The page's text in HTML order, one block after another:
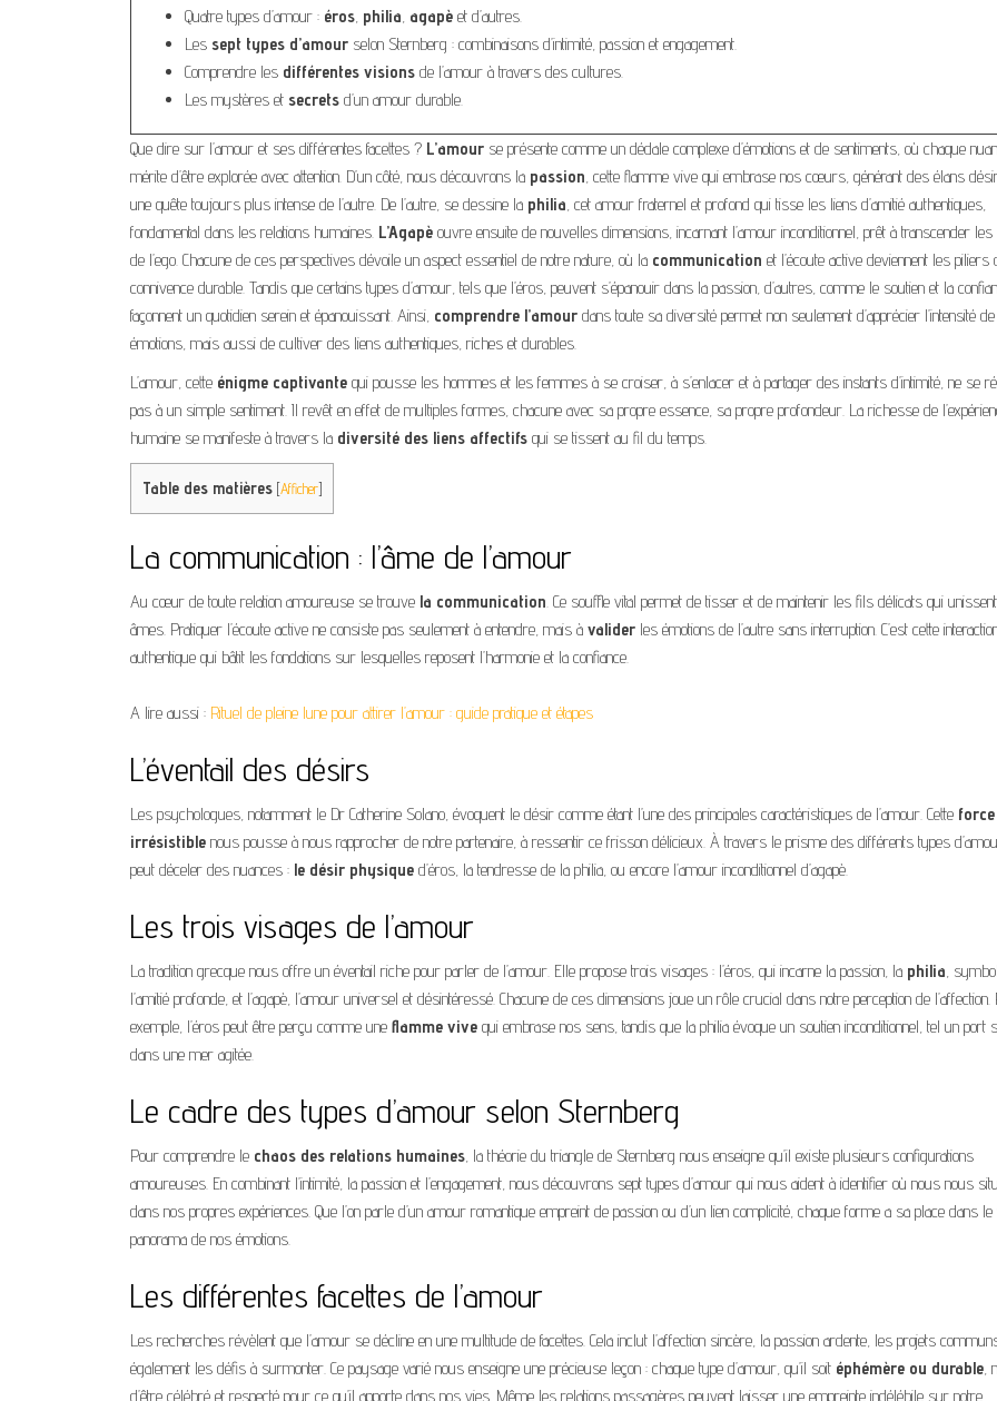
Quatre types d’amour : éros philia agapè et d’autres.
Les sept types d’amour selon Sternberg : combinaisons d’intimité, passion et engagement.
Comprendre les différentes visions de l’amour à travers des cultures.
Les mystères et secrets d’un amour durable.
Que dire sur l’amour et ses différentes facettes ? L’amour se présente comme un dédale complexe d’émotions et de sentiments, où chaque
mérite d’être explorée avec attention. D’un côté, nous découvrons la passion , cette flamme vive qui embrase nos cœurs, générant des élans
une quête toujours plus intense de l’autre. De l’autre, se dessine la philia , cet amour fraternel et profond qui tisse les liens d’amitié authentiques,
fondamental dans les relations humaines. L’Agapè ouvre ensuite de nouvelles dimensions, incarnant l’amour inconditionnel, prêt à transcender
de l’ego. Chacune de ces perspectives dévoile un aspect essentiel de notre nature, où la communication et l’écoute active deviennent les piliers
connivence durable. Tandis que certains types d’amour, tels que l’éros, peuvent s’épanouir dans la passion, d’autres, comme le soutien et la
façonnent un quotidien serein et épanouissant. Ainsi, comprendre l’amour dans toute sa diversité permet non seulement d’apprécier l’intensité
émotions, mais aussi de cultiver des liens authentiques, riches et durables.
L’amour, cette énigme captivante qui pousse les hommes et les femmes à se croiser, à s’enlacer et à partager des instants d’intimité, ne se
pas à un simple sentiment. Il revêt en effet de multiples formes, chacune avec sa propre essence, sa propre profondeur. La richesse de
humaine se manifeste à travers la diversité des liens affectifs qui se tissent au fil du temps.
Table des matières [Afficher]
La communication : l’âme de l’amour
Au cœur de toute relation amoureuse se trouve la communication . Ce souffle vital permet de tisser et de maintenir les fils délicats qui
âmes. Pratiquer l’écoute active ne consiste pas seulement à entendre, mais à valider les émotions de l’autre sans interruption. C’est cette
authentique qui bâtit les fondations sur lesquelles reposent l’harmonie et la confiance.
A lire aussi : Rituel de pleine lune pour attirer l’amour : guide pratique et étapes
L’éventail des désirs
Les psychologues, notamment le Dr Catherine Solano, évoquent le désir comme étant l’une des principales caractéristiques de l’amour. Cette force
irrésistible nous pousse à nous rapprocher de notre partenaire, à ressentir ce frisson délicieux. À travers le prisme des différents types
peut déceler des nuances : le désir physique d’éros, la tendresse de la philia, ou encore l’amour inconditionnel d’agapè.
Les trois visages de l’amour
La tradition grecque nous offre un éventail riche pour parler de l’amour. Elle propose trois visages : l’éros, qui incarne la passion, la philia ,
l’amitié profonde, et l’agapè, l’amour universel et désintéressé. Chacune de ces dimensions joue un rôle crucial dans notre perception de l’affection.
exemple, l’éros peut être perçu comme une flamme vive qui embrase nos sens, tandis que la philia évoque un soutien inconditionnel, tel un port
dans une mer agitée.
Le cadre des types d’amour selon Sternberg
Pour comprendre le chaos des relations humaines , la théorie du triangle de Sternberg nous enseigne qu’il existe plusieurs configurations
amoureuses. En combinant l’intimité, la passion et l’engagement, nous découvrons sept types d’amour qui nous aident à identifier où nous nous
dans nos propres expériences. Que l’on parle d’un amour romantique empreint de passion ou d’un lien complicité, chaque forme a sa place dans
panorama de nos émotions.
Les différentes facettes de l’amour
Les recherches révèlent que l’amour se décline en une multitude de facettes. Cela inclut l’affection sincère, la passion ardente, les projets
également les défis à surmonter. Ce paysage varié nous enseigne une précieuse leçon : chaque type d’amour, qu’il soit éphémère ou durable ,
d’être célébré et respecté pour ce qu’il apporte dans nos vies. Même les relations passagères peuvent laisser une empreinte indélébile sur notre